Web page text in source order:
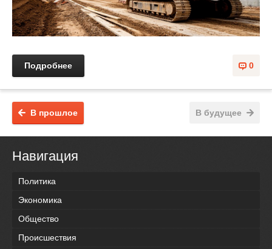
0
Подробнее
В будущее
В прошлое
Навигация
Политика
Экономика
Общество
Происшествия